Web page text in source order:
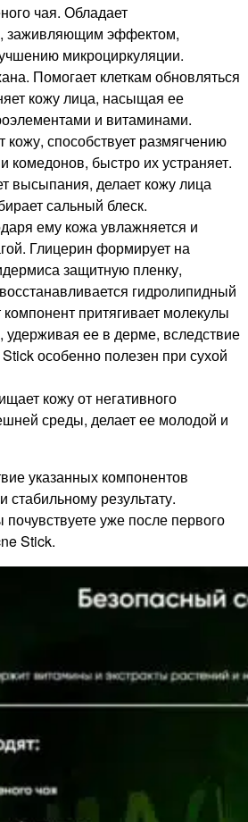
чая. Обладает
заживляющим эффектом,
микроциркуляции.
Помогает клеткам обновляться
кожу лица, насыщая ее
и витаминами.
способствует размягчению
комедонов, быстро их устраняет.
высыпания, делает кожу лица
сальный блеск.
ему кожа увлажняется и
Глицерин формирует на
защитную пленку,
гидролипидный
компонент притягивает молекулы
удерживая ее в дерме, вследствие
особенно полезен при сухой
кожу от негативного
среды, делает ее молодой и
указанных компонентов
стабильному результату.
уже после первого
Stick.